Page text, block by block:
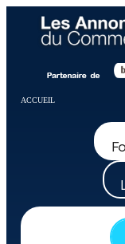
ACCUEIL
Panneau de gestion